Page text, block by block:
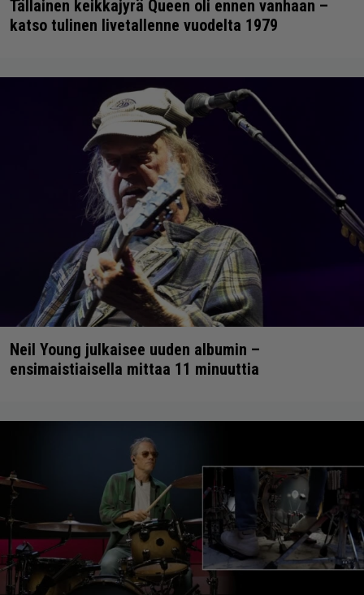
Tällainen keikkajyrä Queen oli ennen vanhaan –
katso tulinen livetallenne vuodelta 1979
Neil Young julkaisee uuden albumin –
ensimaistiaisella mittaa 11 minuuttia